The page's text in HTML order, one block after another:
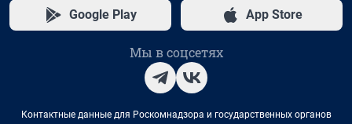
Google Play App Store
Мы в соцсетях
Контактные данные для Роскомнадзора и государственных органов